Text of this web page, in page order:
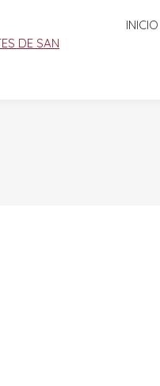
LA ACADEMIA
INICIO